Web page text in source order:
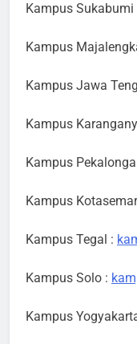
Kampus Sukabumi
Kampus
Kampus Jawa
Kampus
Kampus
Kampus
Kampus Tegal :
Kampus Solo :
Kampus